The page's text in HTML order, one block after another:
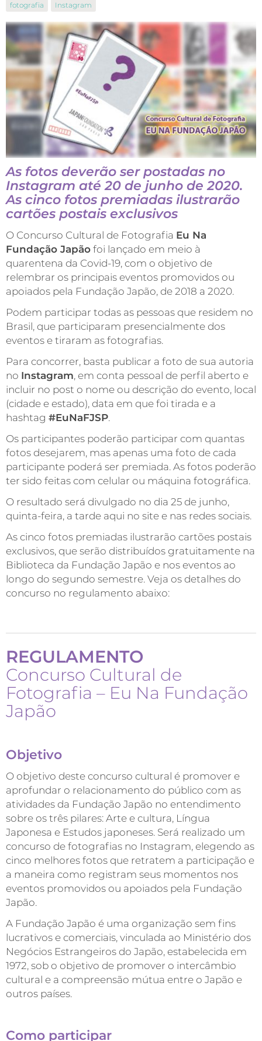
fotografia
Instagram
As fotos deverão ser postadas no
Instagram até 20 de junho de 2020.
As cinco fotos premiadas ilustrarão
cartões postais exclusivos
O Concurso Cultural de Fotografia Eu Na
Fundação Japão foi lançado em meio à
quarentena da Covid-19, com o objetivo de
relembrar os principais eventos promovidos ou
apoiados pela Fundação Japão, de 2018 a 2020.
Podem participar todas as pessoas que residem no
Brasil, que participaram presencialmente dos
eventos e tiraram as fotografias.
Para concorrer, basta publicar a foto de sua autoria
no Instagram, em conta pessoal de perfil aberto e
incluir no post o nome ou descrição do evento, local
(cidade e estado), data em que foi tirada e a
hashtag #EuNaFJSP.
Os participantes poderão participar com quantas
fotos desejarem, mas apenas uma foto de cada
participante poderá ser premiada. As fotos poderão
ter sido feitas com celular ou máquina fotográfica.
O resultado será divulgado no dia 25 de junho,
quinta-feira, a tarde aqui no site e nas redes sociais.
As cinco fotos premiadas ilustrarão cartões postais
exclusivos, que serão distribuídos gratuitamente na
Biblioteca da Fundação Japão e nos eventos ao
longo do segundo semestre. Veja os detalhes do
concurso no regulamento abaixo:
REGULAMENTO
Concurso Cultural de
Fotografia – Eu Na Fundação
Japão
Objetivo
O objetivo deste concurso cultural é promover e
aprofundar o relacionamento do público com as
atividades da Fundação Japão no entendimento
sobre os três pilares: Arte e cultura, Língua
Japonesa e Estudos japoneses. Será realizado um
concurso de fotografias no Instagram, elegendo as
cinco melhores fotos que retratem a participação e
a maneira como registram seus momentos nos
eventos promovidos ou apoiados pela Fundação
Japão.
A Fundação Japão é uma organização sem fins
lucrativos e comerciais, vinculada ao Ministério dos
Negócios Estrangeiros do Japão, estabelecida em
1972, sob o objetivo de promover o intercâmbio
cultural e a compreensão mútua entre o Japão e
outros países.
Como participar